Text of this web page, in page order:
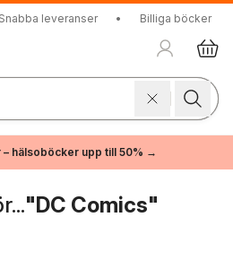
Snabba leveranser • Billiga böcker
– hälsoböcker upp till 50% →
"DC Comics"